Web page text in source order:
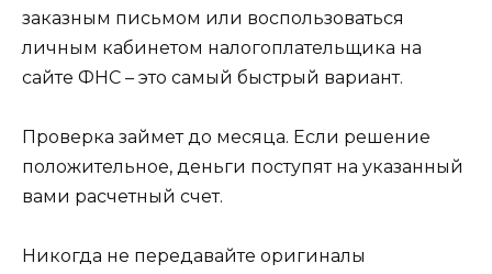
заказным письмом или воспользоваться
личным кабинетом налогоплательщика на
сайте ФНС – это самый быстрый вариант.
Проверка займет до месяца. Если решение
положительное, деньги поступят на указанный
вами расчетный счет.
Никогда не передавайте оригиналы